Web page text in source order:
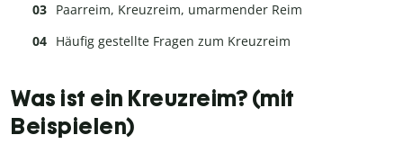
Paarreim, Kreuzreim, umarmender Reim
Häufig gestellte Fragen zum Kreuzreim
Was ist ein Kreuzreim? (mit
Beispielen)